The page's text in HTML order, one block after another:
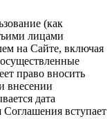
(как
лицами
на Сайте, включая
право вносить
внесении
дата
вступает